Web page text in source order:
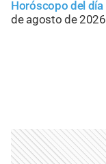
Horóscopo del día
de agosto de 2026